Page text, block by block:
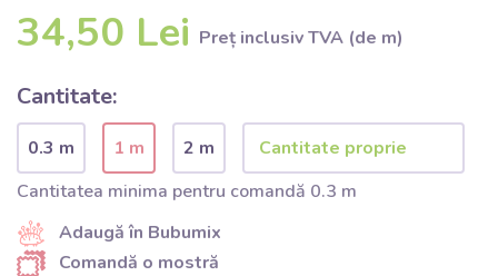
34,50 Lei Preț inclusiv TVA (de m)
Cantitate:
0.3 m 1 m
2 m
Cantitatea minima pentru comandă 0.3 m
Adaugă în Bubumix
Comandă o mostră